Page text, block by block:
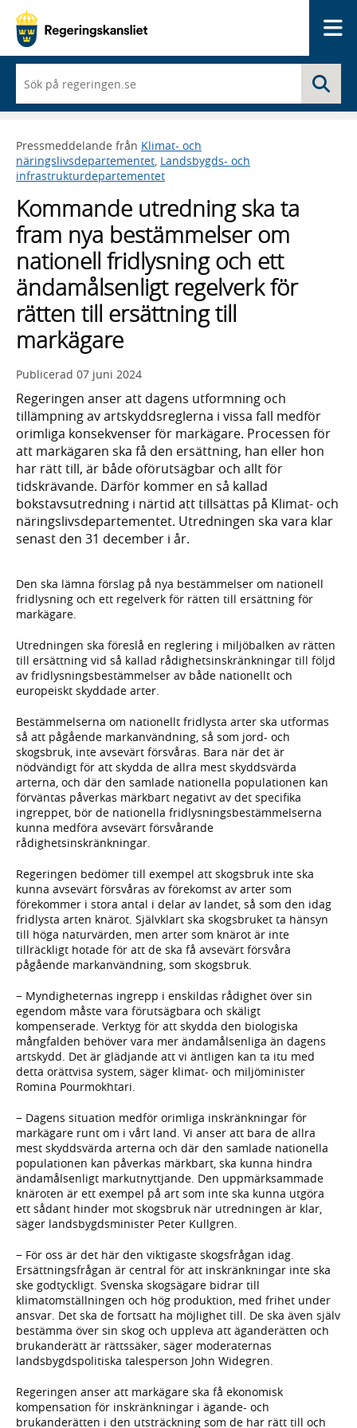
du
börjar
skriva
framträder
en
lista
sökförslag
Pressmeddelande från Klimat- och
näringslivsdepartementet, Landsbygds- och
infrastrukturdepartementet
Kommande utredning ska ta
fram nya bestämmelser om
nationell fridlysning och ett
ändamålsenligt regelverk för
rätten till ersättning till
markägare
Publicerad 07 juni 2024
Regeringen anser att dagens utformning och
tillämpning av artskyddsreglerna i vissa fall medför
orimliga konsekvenser för markägare. Processen för
att markägaren ska få den ersättning, han eller hon
har rätt till, är både oförutsägbar och allt för
tidskrävande. Därför kommer en så kallad
bokstavsutredning i närtid att tillsättas på Klimat- och
näringslivsdepartementet. Utredningen ska vara klar
senast den 31 december i år.
Den ska lämna förslag på nya bestämmelser om nationell
fridlysning och ett regelverk för rätten till ersättning för
markägare.
Utredningen ska föreslå en reglering i miljöbalken av rätten
till ersättning vid så kallad rådighetsinskränkningar till följd
av fridlysningsbestämmelser av både nationellt och
europeiskt skyddade arter.
Bestämmelserna om nationellt fridlysta arter ska utformas
så att pågående markanvändning, så som jord- och
skogsbruk, inte avsevärt försvåras. Bara när det är
nödvändigt för att skydda de allra mest skyddsvärda
arterna, och där den samlade nationella populationen kan
förväntas påverkas märkbart negativt av det specifika
ingreppet, bör de nationella fridlysningsbestämmelserna
kunna medföra avsevärt försvårande
rådighetsinskränkningar.
Regeringen bedömer till exempel att skogsbruk inte ska
kunna avsevärt försvåras av förekomst av arter som
förekommer i stora antal i delar av landet, så som den idag
fridlysta arten knärot. Självklart ska skogsbruket ta hänsyn
till höga naturvärden, men arter som knärot är inte
tillräckligt hotade för att de ska få avsevärt försvåra
pågående markanvändning, som skogsbruk.
− Myndigheternas ingrepp i enskildas rådighet över sin
egendom måste vara förutsägbara och skäligt
kompenserade. Verktyg för att skydda den biologiska
mångfalden behöver vara mer ändamålsenliga än dagens
artskydd. Det är glädjande att vi äntligen kan ta itu med
detta orättvisa system, säger klimat- och miljöminister
Romina Pourmokhtari.
− Dagens situation medför orimliga inskränkningar för
markägare runt om i vårt land. Vi anser att bara de allra
mest skyddsvärda arterna och där den samlade nationella
populationen kan påverkas märkbart, ska kunna hindra
ändamålsenligt markutnyttjande. Den uppmärksammade
knäroten är ett exempel på art som inte ska kunna utgöra
ett sådant hinder mot skogsbruk när utredningen är klar,
säger landsbygdsminister Peter Kullgren.
− För oss är det här den viktigaste skogsfrågan idag.
Ersättningsfrågan är central för att inskränkningar inte ska
ske godtyckligt. Svenska skogsägare bidrar till
klimatomställningen och hög produktion, med frihet under
ansvar. Det ska de fortsatt ha möjlighet till. De ska även själv
bestämma över sin skog och uppleva att äganderätten och
brukanderätt är rättssäker, säger moderaternas
landsbygdspolitiska talesperson John Widegren.
Regeringen anser att markägare ska få ekonomisk
kompensation för inskränkningar i ägande- och
brukanderätten i den utsträckning som de har rätt till och